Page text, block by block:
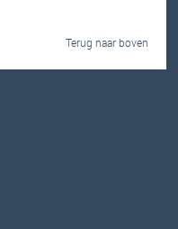
Terug naar boven